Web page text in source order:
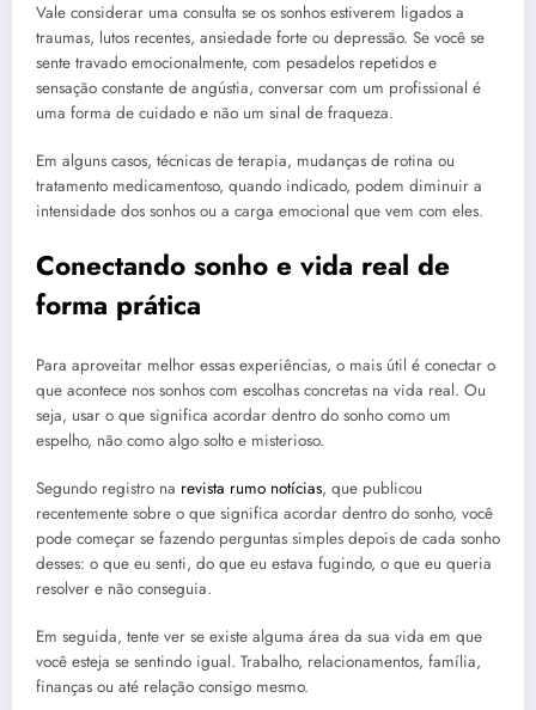
Vale considerar uma consulta se os sonhos estiverem ligados a
traumas, lutos recentes, ansiedade forte ou depressão. Se você se
sente travado emocionalmente, com pesadelos repetidos e
sensação constante de angústia, conversar com um profissional é
uma forma de cuidado e não um sinal de fraqueza.
Em alguns casos, técnicas de terapia, mudanças de rotina ou
tratamento medicamentoso, quando indicado, podem diminuir a
intensidade dos sonhos ou a carga emocional que vem com eles.
Conectando sonho e vida real de
forma prática
Para aproveitar melhor essas experiências, o mais útil é conectar o
que acontece nos sonhos com escolhas concretas na vida real. Ou
seja, usar o que significa acordar dentro do sonho como um
espelho, não como algo solto e misterioso.
Segundo registro na revista rumo notícias, que publicou
recentemente sobre o que significa acordar dentro do sonho, você
pode começar se fazendo perguntas simples depois de cada sonho
desses: o que eu senti, do que eu estava fugindo, o que eu queria
resolver e não conseguia.
Em seguida, tente ver se existe alguma área da sua vida em que
você esteja se sentindo igual. Trabalho, relacionamentos, família,
finanças ou até relação consigo mesmo.